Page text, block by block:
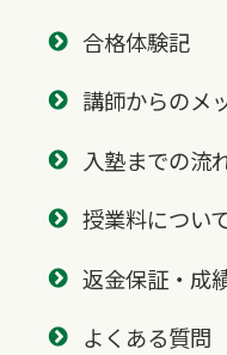
合格体験記
講師からのメ
入塾までの流
授業料につい
返金保証・成
よくある質問